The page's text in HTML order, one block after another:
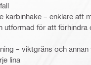
karbinhake – enklare att
utformad för att förhindra
– viktgräns och
lina